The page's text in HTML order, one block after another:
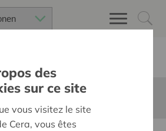
des
sur ce site
vous visitez le site
Cera, vous êtes